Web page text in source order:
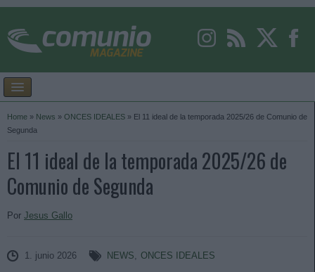
Home » News » ONCES IDEALES » El 11 ideal de la temporada 2025/26 de Comunio de
Segunda
El 11 ideal de la temporada 2025/26 de
Comunio de Segunda
Por Jesus Gallo
1. junio 2026 NEWS, ONCES IDEALES